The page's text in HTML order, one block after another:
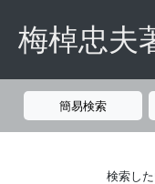
梅棹忠夫
簡易検索
検索し